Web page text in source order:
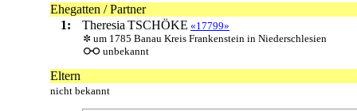
Ehegatten / Partner
1:
Theresia TSCHÖKE «17799»
um 1785 Banau Kreis Frankenstein in Niederschlesien
unbekannt
Eltern
nicht bekannt